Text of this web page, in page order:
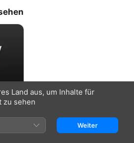
Monat
Land aus, um Inhalte für
zu sehen
Weiter